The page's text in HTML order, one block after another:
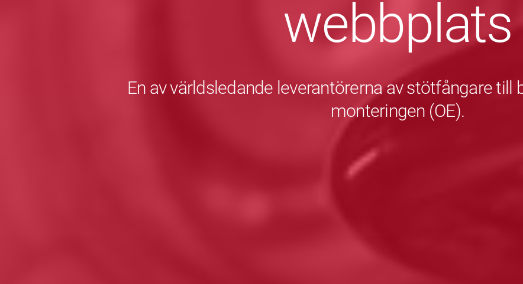
webbplats
En av världsledande leverantörerna av stötfångare till
monteringen (OE).